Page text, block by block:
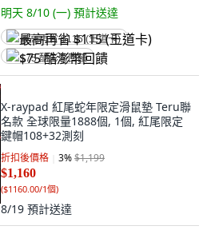
明天 8/10 (一) 預計送達
最高再省 $115 (王道卡)
$75 酷澎幣回饋
X-raypad 紅尾蛇年限定滑鼠墊 Teru聯
名款 全球限量1888個, 1個, 紅尾限定
鍵帽108+32測刻
折扣後價格 3%$1,199
$1,160
($1160.00/1個)
8/19 預計送達